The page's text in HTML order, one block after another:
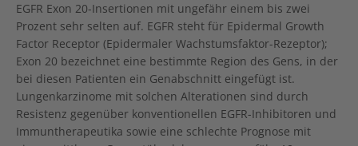
EGFR Exon 20-Insertionen mit ungefähr einem bis zwei
Prozent sehr selten auf. EGFR steht für Epidermal Growth
Factor Receptor (Epidermaler Wachstumsfaktor-Rezeptor);
Exon 20 bezeichnet eine bestimmte Region des Gens, in der
bei diesen Patienten ein Genabschnitt eingefügt ist.
Lungenkarzinome mit solchen Alterationen sind durch
Resistenz gegenüber konventionellen EGFR-Inhibitoren und
Immuntherapeutika sowie eine schlechte Prognose mit